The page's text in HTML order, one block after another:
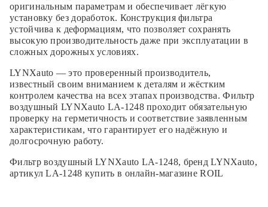
оригинальным параметрам и обеспечивает лёгкую
установку без доработок. Конструкция фильтра
устойчива к деформациям, что позволяет сохранять
высокую производительность даже при эксплуатации в
сложных дорожных условиях.
LYNXauto — это проверенный производитель,
известный своим вниманием к деталям и жёстким
контролем качества на всех этапах производства. Фильтр
воздушный LYNXauto LA-1248 проходит обязательную
проверку на герметичность и соответствие заявленным
характеристикам, что гарантирует его надёжную и
долгосрочную работу.
Фильтр воздушный LYNXauto LA-1248, бренд LYNXauto,
артикул LA-1248 купить в онлайн-магазине ROIL